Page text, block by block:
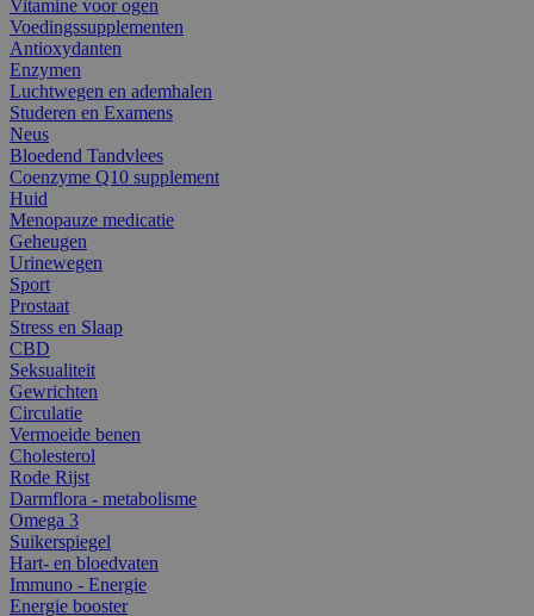
Vitamine voor ogen
Voedingssupplementen
Antioxydanten
Enzymen
Luchtwegen en ademhalen
Studeren en Examens
Neus
Bloedend Tandvlees
Coenzyme Q10 supplement
Huid
Menopauze medicatie
Geheugen
Urinewegen
Sport
Prostaat
Stress en Slaap
CBD
Seksualiteit
Gewrichten
Circulatie
Vermoeide benen
Cholesterol
Rode Rijst
Darmflora - metabolisme
Omega 3
Suikerspiegel
Hart- en bloedvaten
Immuno - Energie
Energie booster